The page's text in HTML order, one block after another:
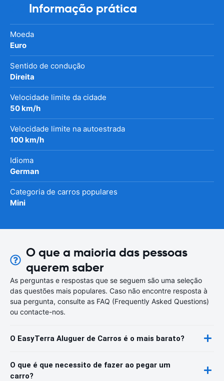
Informação prática
Moeda
Euro
Sentido de condução
Direita
Velocidade limite da cidade
50 km/h
Velocidade limite na autoestrada
100 km/h
Idioma
German
Categoria de carros populares
Mini
O que a maioria das pessoas
querem saber
As perguntas e respostas que se seguem são uma seleção
das questões mais populares. Caso não encontre resposta à
sua pergunta, consulte as FAQ (Frequently Asked Questions)
ou contacte-nos.
O EasyTerra Aluguer de Carros é o mais barato?
O que é que necessito de fazer ao pegar um
carro?